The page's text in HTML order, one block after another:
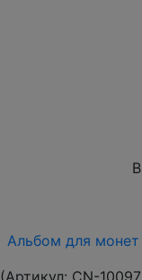
Альбом для монет